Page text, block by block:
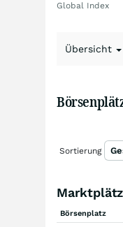
Global Index
Übersicht
Sortierung
Börsenplatz